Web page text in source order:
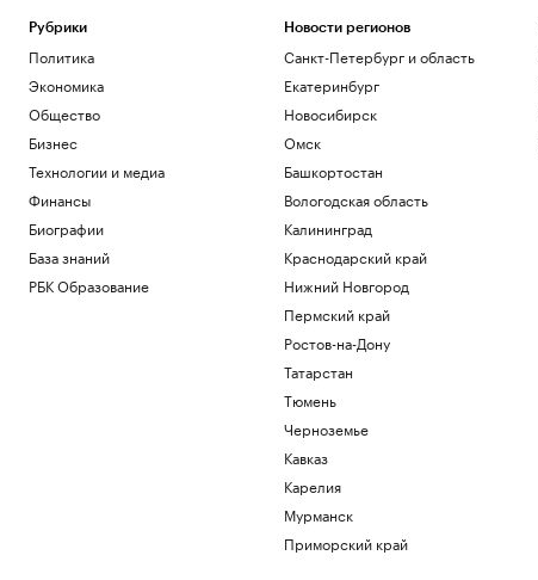
Рубрики
Политика
Экономика
Общество
Бизнес
Технологии и медиа
Финансы
Биографии
База знаний
РБК Образование
Новости регионов
Санкт-Петербург и область
Екатеринбург
Новосибирск
Омск
Башкортостан
Вологодская область
Калининград
Краснодарский край
Нижний Новгород
Пермский край
Ростов-на-Дону
Татарстан
Тюмень
Черноземье
Кавказ
Карелия
Мурманск
Приморский край